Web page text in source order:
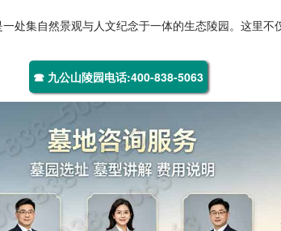
处集自然景观与人文纪念于一体的生态陵园。这里
☎ 九公山陵园电话:400-838-5063